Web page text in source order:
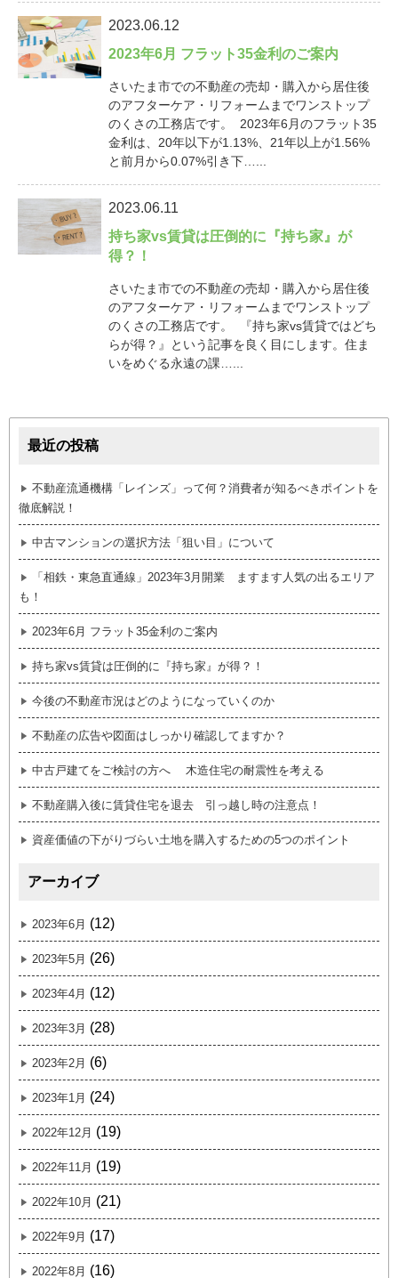
2023.06.12
2023年6月 フラット35金利のご案内
さいたま市での不動産の売却・購入から居住後
のアフターケア・リフォームまでワンストップ
のくさの工務店です。 2023年6月のフラット35
金利は、20年以下が1.13%、21年以上が1.56%
と前月から0.07%引き下…...
2023.06.11
持ち家vs賃貸は圧倒的に『持ち家』が
得？！
さいたま市での不動産の売却・購入から居住後
のアフターケア・リフォームまでワンストップ
のくさの工務店です。 『持ち家vs賃貸ではどち
らが得？』という記事を良く目にします。住ま
いをめぐる永遠の課…...
最近の投稿
不動産流通機構「レインズ」って何？消費者が知るべきポイントを
徹底解説！
中古マンションの選択方法「狙い目」について
「相鉄・東急直通線」2023年3月開業 ますます人気の出るエリア
も！
2023年6月 フラット35金利のご案内
持ち家vs賃貸は圧倒的に『持ち家』が得？！
今後の不動産市況はどのようになっていくのか
不動産の広告や図面はしっかり確認してますか？
中古戸建てをご検討の方へ 木造住宅の耐震性を考える
不動産購入後に賃貸住宅を退去 引っ越し時の注意点！
資産価値の下がりづらい土地を購入するための5つのポイント
アーカイブ
2023年6月 (12)
2023年5月 (26)
2023年4月 (12)
2023年3月 (28)
2023年2月 (6)
2023年1月 (24)
2022年12月 (19)
2022年11月 (19)
2022年10月 (21)
2022年9月 (17)
2022年8月 (16)